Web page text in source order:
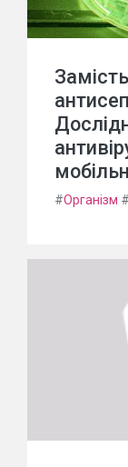
#Організм #